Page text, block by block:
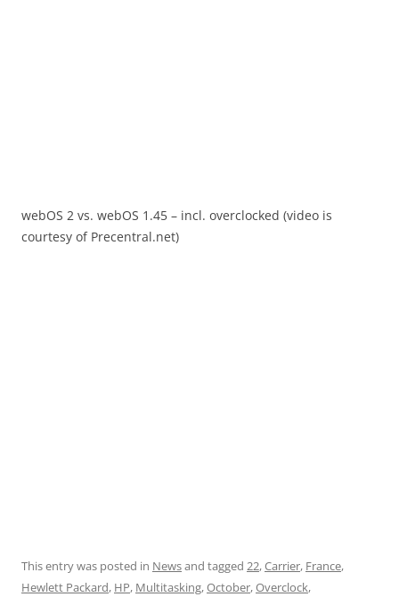
webOS 2 vs. webOS 1.45 – incl. overclocked (video is
courtesy of Precentral.net)
This entry was posted in Newsand tagged 22,Carrier, France,
Hewlett Packard, HP, Multitasking,October,Overclock,